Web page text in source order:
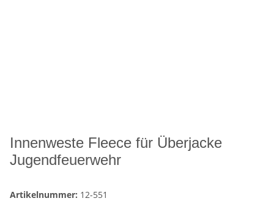
Innenweste Fleece für Überjacke
Jugendfeuerwehr
Artikelnummer: 12-551